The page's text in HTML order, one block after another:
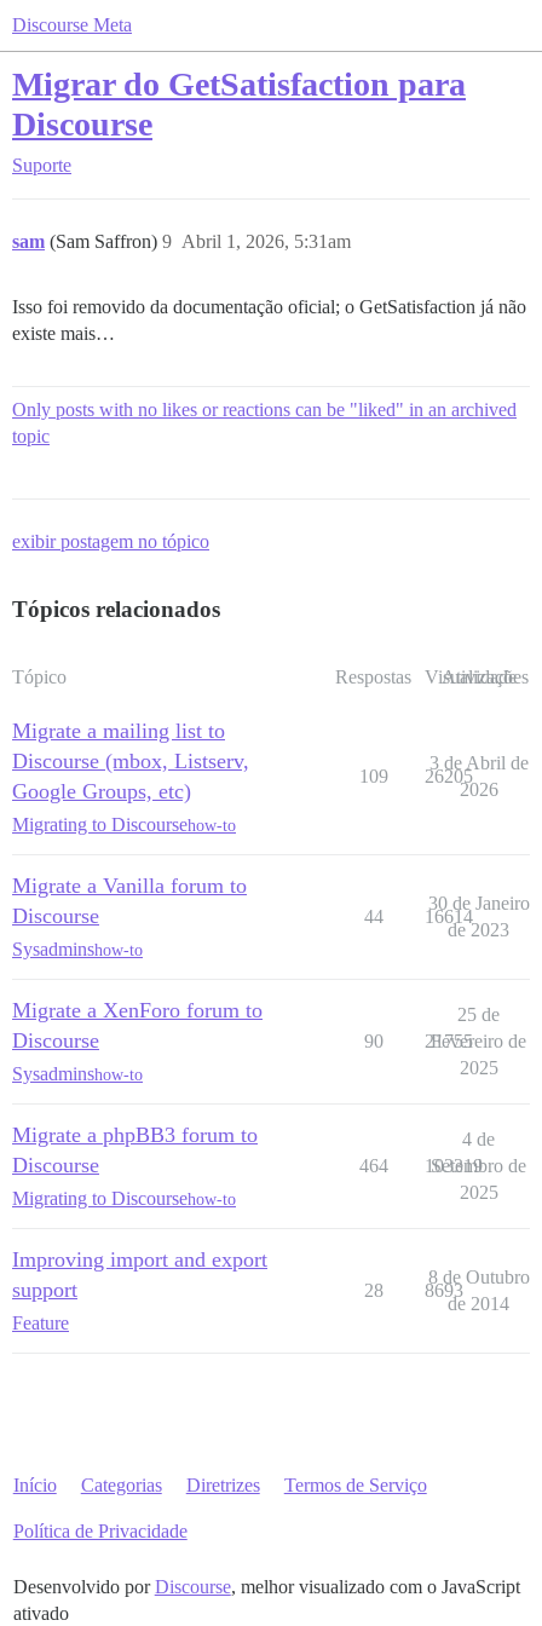
Discourse Meta
Migrar do GetSatisfaction para
Discourse
Suporte
sam (Sam Saffron) Abril 1, 2026, 5:31am
9
Isso foi removido da documentação oficial; o GetSatisfaction já não
existe mais…
Only posts with no likes or reactions can be "liked" in an archived
topic
exibir postagem no tópico
Tópicos relacionados
Tópico Respostas Visualizações
Atividade
Migrate a mailing list to
Discourse (mbox, Listserv,
Google Groups, etc)
Migrating to Discoursehow-to
109 26205
3 de Abril de
2026
Migrate a Vanilla forum to
Discourse
Sysadminshow-to
44 16614
30 de Janeiro
de 2023
Migrate a XenForo forum to
Discourse
Sysadminshow-to
90 21755
25 de
Fevereiro de
2025
Migrate a phpBB3 forum to
Discourse
Migrating to Discoursehow-to
464 103319
4 de
Setembro de
2025
Improving import and export
support
Feature
28 8693
8 de Outubro
de 2014
Início Categorias Diretrizes Termos de Serviço
Política de Privacidade
Desenvolvido porDiscourse, melhor visualizado com o JavaScript
ativado